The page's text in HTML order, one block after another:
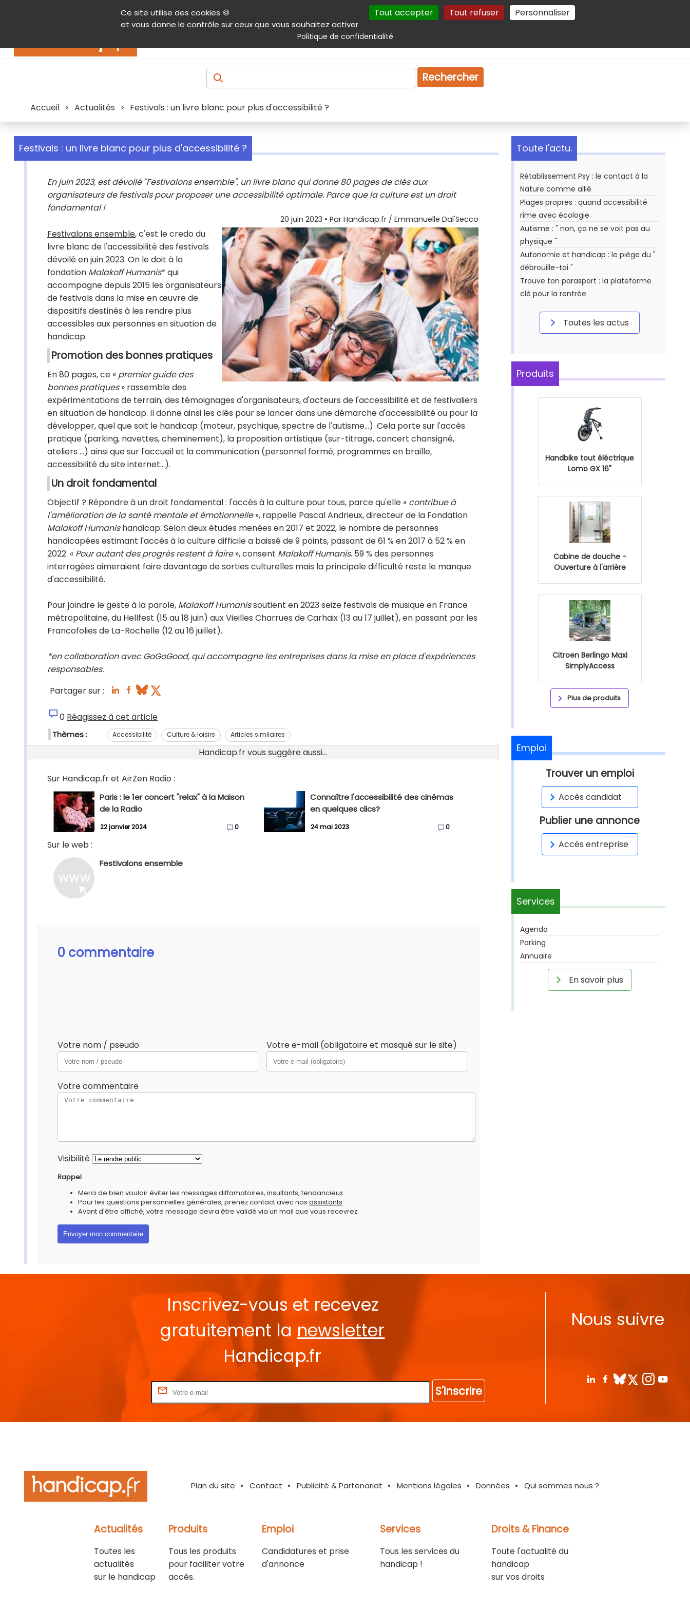
Ce site utilise des cookies 🍪
et vous donne le contrôle sur ceux que vous souhaitez activer
Tout accepter Tout refuser Personnaliser
Politique de confidentialité
Contenu Aide et accessibilité Menu principal Autres services Plan du site Gestion des cookies
Produits & services Emploi Droit
Rechercher
Accueil > Actualités > Festivals : un livre blanc pour plus d'accessibilité ?
Festivals : un livre blanc pour plus d'accessibilité ?
En juin 2023, est dévoilé "Festivalons ensemble", un livre blanc qui donne 80 pages de clés aux
organisateurs de festivals pour proposer une accessibilité optimale. Parce que la culture est un droit
fondamental !
20 juin 2023 • Par Handicap.fr / Emmanuelle Dal'Secco
Festivalons ensemble, c'est le credo du
livre blanc de l'accessibilité des festivals
dévoilé en juin 2023. On le doit à la
fondation Malakoff Humanis* qui
accompagne depuis 2015 les organisateurs
de festivals dans la mise en œuvre de
dispositifs destinés à les rendre plus
accessibles aux personnes en situation de
handicap.
Promotion des bonnes pratiques
En 80 pages, ce « premier guide des
bonnes pratiques» rassemble des
expérimentations de terrain, des témoignages d'organisateurs, d'acteurs de l'accessibilité et de festivaliers
en situation de handicap. Il donne ainsi les clés pour se lancer dans une démarche d'accessibilité ou pour la
développer, quel que soit le handicap (moteur, psychique, spectre de l'autisme…). Cela porte sur l'accès
pratique (parking, navettes, cheminement), la proposition artistique (sur-titrage, concert chansigné,
ateliers …) ainsi que sur l'accueil et la communication (personnel formé, programmes en braille,
accessibilité du site internet...).
Un droit fondamental
Objectif ? Répondre à un droit fondamental : l'accès à la culture pour tous, parce qu'elle « contribue à
l'amélioration de la santé mentale et émotionnelle», rappelle Pascal Andrieux, directeur de la Fondation
Malakoff Humanishandicap. Selon deux études menées en 2017 et 2022, le nombre de personnes
handicapées estimant l'accès à la culture difficile a baissé de 9 points, passant de 61 % en 2017 à 52 % en
2022. « Pour autant des progrès restent à faire», consent Malakoff Humanis. 59 % des personnes
interrogées aimeraient faire davantage de sorties culturelles mais la principale difficulté reste le manque
d'accessibilité.
Pour joindre le geste à la parole, Malakoff Humanissoutient en 2023 seize festivals de musique en France
métropolitaine, du Hellfest (15 au 18 juin) aux Vieilles Charrues de Carhaix (13 au 17 juillet), en passant par les
Francofolies de La-Rochelle (12 au 16 juillet).
*en collaboration avec GoGoGood, qui accompagne les entreprises dans la mise en place d'expériences
responsables.
Partager sur :
0 Réagissez à cet article
Thèmes : Accessibilité Culture & loisirs Articles similaires
Handicap.fr vous suggère aussi...
Sur Handicap.fr et AirZen Radio :
Paris : le 1er concert "relax" à la Maison
de la Radio
22 janvier 2024 0
Connaître l'accessibilité des cinémas
en quelques clics?
24 mai 2023 0
Sur le web :
Festivalons ensemble
0 commentaire
Votre nom / pseudo Votre e-mail (obligatoire et masqué sur le site)
Votre commentaire
Visibilité
Rappel :
Merci de bien vouloir éviter les messages diffamatoires, insultants, tendancieux...
Pour les questions personnelles générales, prenez contact avec nos assistants
Avant d'être affiché, votre message devra être validé via un mail que vous recevrez.
Toute l'actu.
Rétablissement Psy : le contact à la
Nature comme allié
Plages propres : quand accessibilité
rime avec écologie
Autisme : " non, ça ne se voit pas au
physique "
Autonomie et handicap : le piège du "
débrouille-toi "
Trouve ton parasport : la plateforme
clé pour la rentrée
Toutes les actus
Produits
Handbike tout éléctrique
Lomo GX 16"
Cabine de douche -
Ouverture à l'arrière
Citroen Berlingo Maxi
SimplyAccess
Plus de produits
Emploi
Trouver un emploi
Accès candidat
Publier une annonce
Accès entreprise
Services
Agenda
Parking
Annuaire
En savoir plus
Inscrivez-vous et recevez
gratuitement la newsletter
Handicap.fr
S'inscrire
Nous suivre
Plan du site Contact Publicité & Partenariat Mentions légales Données Qui sommes nous ?
Actualités
Toutes les
actualités
sur le handicap
Produits
Tous les produits
pour faciliter votre
accès.
Emploi
Candidatures et prise
d'annonce
Services
Tous les services du
handicap !
Droits & Finance
Toute l'actualité du
handicap
sur vos droits